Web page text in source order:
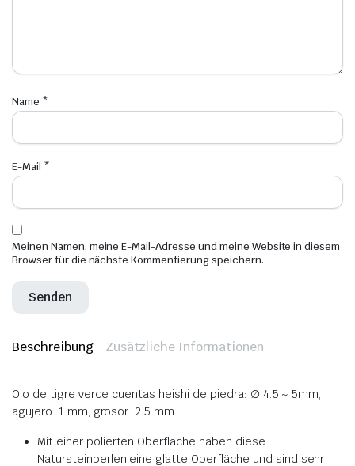
Name *
E-Mail *
Meinen Namen, meine E-Mail-Adresse und meine Website in diesem
Browser für die nächste Kommentierung speichern.
Beschreibung Zusätzliche Informationen
Ojo de tigre verde cuentas heishi de piedra: ∅ 4.5 ~ 5mm,
agujero: 1 mm, grosor: 2.5 mm.
Mit einer polierten Oberfläche haben diese
Natursteinperlen eine glatte Oberfläche und sind sehr